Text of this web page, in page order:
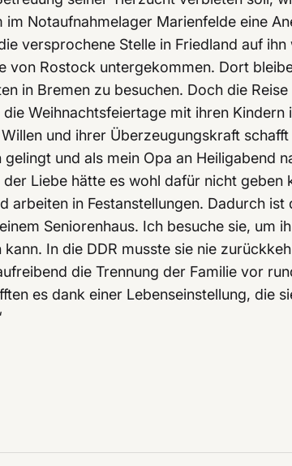
Notaufnahmelager Marienfelde eine
versprochene Stelle in Friedland auf
von Rostock untergekommen. Dort
in Bremen zu besuchen. Doch die
Weihnachtsfeiertage mit ihren
und ihrer Überzeugungskraft
und als mein Opa an Heiligabend
Liebe hätte es wohl dafür nicht geben
arbeiten in Festanstellungen. Dadurch
Seniorenhaus. Ich besuche sie, um
In die DDR musste sie nie
die Trennung der Familie vor
es dank einer Lebenseinstellung, die